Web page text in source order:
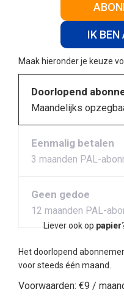
IK BEN
Maak hieronder je keuze
Doorlopend
Maandelijks
Eenmalig betalen
3 maanden PAL-
Geen gedoe
12 maanden PAL-
Liever ook op papier
Het doorlopend
voor steeds één maand.
Voorwaarden: €9 /